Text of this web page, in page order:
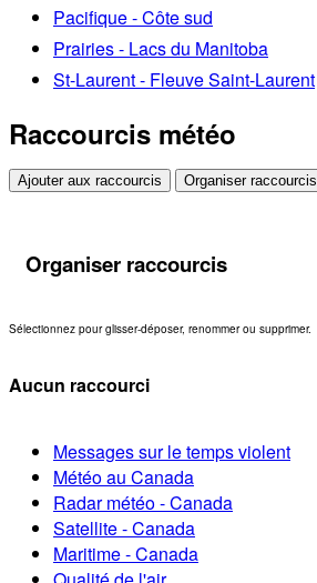
Pacifique - Côte sud
Prairies - Lacs du Manitoba
St-Laurent - Fleuve Saint-Laurent
Raccourcis météo
Ajouter aux raccourcis Organiser raccourcis
Organiser raccourcis
Sélectionnez pour glisser-déposer, renommer ou supprimer.
Aucun raccourci
Messages sur le temps violent
Météo au Canada
Radar météo - Canada
Satellite - Canada
Maritime - Canada